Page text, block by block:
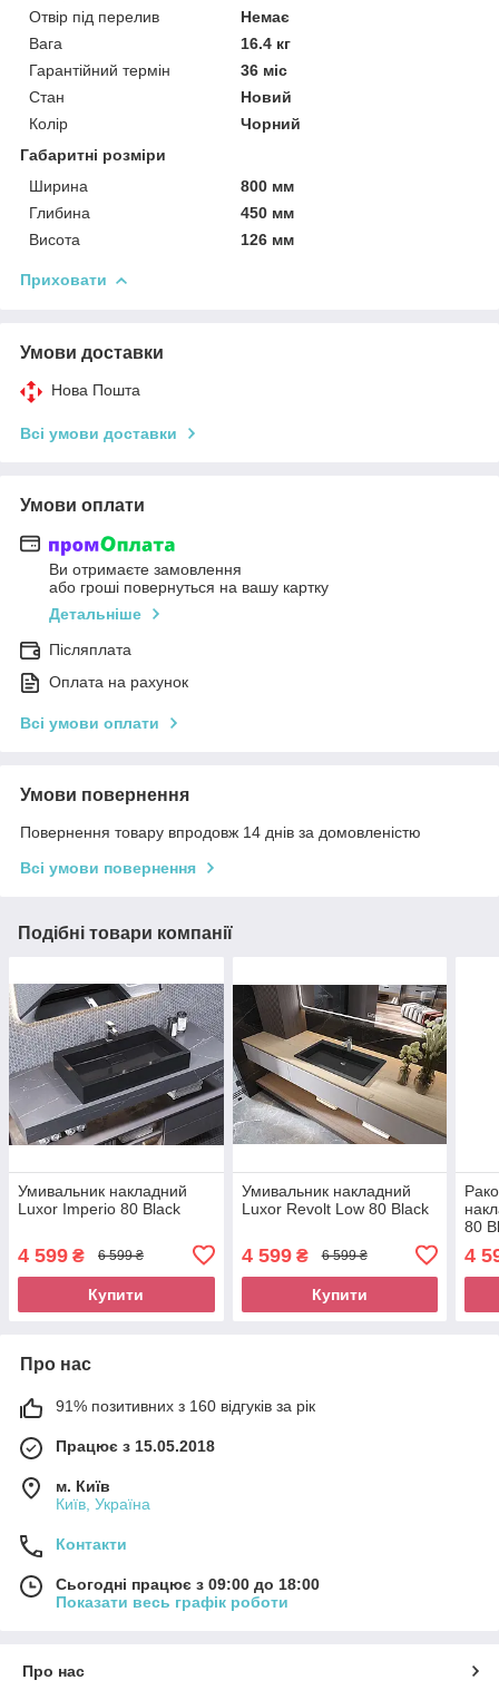
Отвір під перелив
Немає
Вага
16.4 кг
Гарантійний термін
36 міс
Стан
Новий
Колір
Чорний
Габаритні розміри
Ширина
800 мм
Глибина
450 мм
Висота
126 мм
Приховати
Умови доставки
Нова Пошта
Всі умови доставки
Умови оплати
Ви отримаєте замовлення
або гроші повернуться на вашу картку
Детальніше
Післяплата
Оплата на рахунок
Всі умови оплати
Умови повернення
Повернення товару впродовж 14 днів за домовленістю
Всі умови повернення
Подібні товари компанії
Умивальник накладний
Luxor Imperio 80 Black
4 599 ₴ 6 599 ₴
Купити
Умивальник накладний
Luxor Revolt Low 80 Black
4 599₴ 6 599 ₴
Купити
80
4
Про нас
91% позитивних з 160 відгуків за рік
Працює з 15.05.2018
м. Київ
Київ, Україна
Контакти
Сьогодні працює з 09:00 до 18:00
Показати весь графік роботи
Про нас